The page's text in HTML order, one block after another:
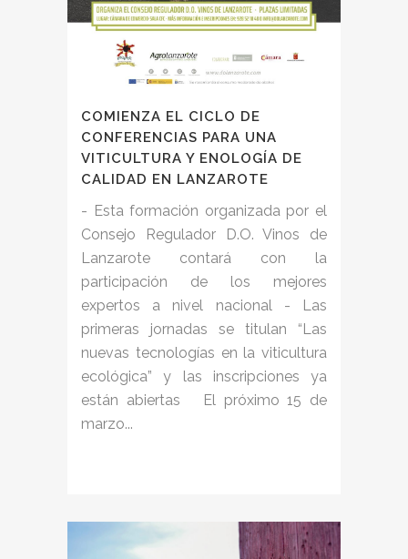
COMIENZA EL CICLO DE
CONFERENCIAS PARA UNA
VITICULTURA Y ENOLOGÍA DE
CALIDAD EN LANZAROTE
- Esta formación organizada por el
Consejo Regulador D.O. Vinos de
Lanzarote contará con la
participación de los mejores
expertos a nivel nacional - Las
primeras jornadas se titulan “Las
nuevas tecnologías en la viticultura
ecológica” y las inscripciones ya
están abiertas El próximo 15 de
marzo...